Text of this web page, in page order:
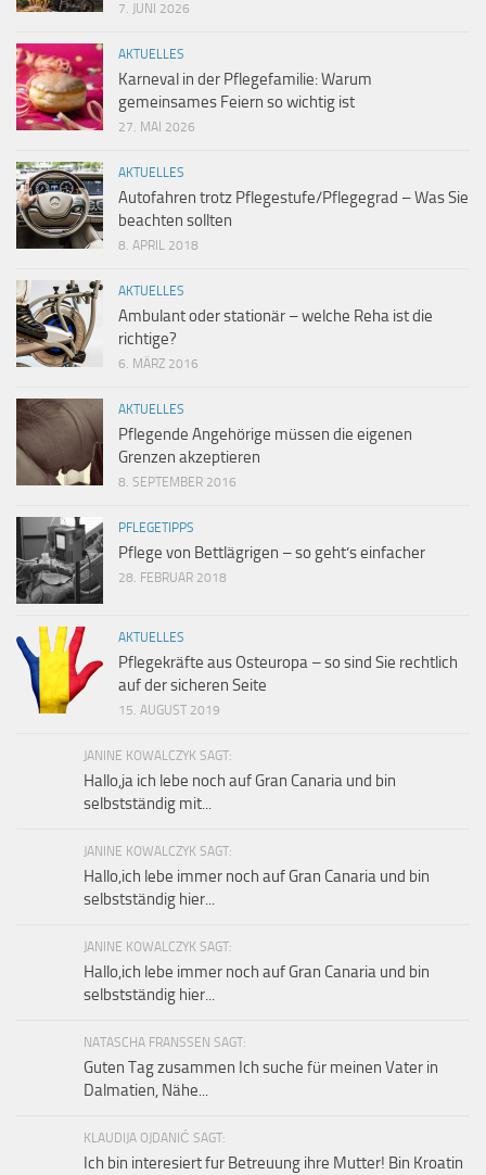
7. JUNI 2026
AKTUELLES
Karneval in der Pflegefamilie: Warum
gemeinsames Feiern so wichtig ist
27. MAI 2026
AKTUELLES
Autofahren trotz Pflegestufe/Pflegegrad – Was Sie
beachten sollten
8. APRIL 2018
AKTUELLES
Ambulant oder stationär – welche Reha ist die
richtige?
6. MÄRZ 2016
AKTUELLES
Pflegende Angehörige müssen die eigenen
Grenzen akzeptieren
8. SEPTEMBER 2016
PFLEGETIPPS
Pflege von Bettlägrigen – so geht’s einfacher
28. FEBRUAR 2018
AKTUELLES
Pflegekräfte aus Osteuropa – so sind Sie rechtlich
auf der sicheren Seite
15. AUGUST 2019
JANINE KOWALCZYK SAGT:
Hallo,ja ich lebe noch auf Gran Canaria und bin
selbstständig mit...
JANINE KOWALCZYK SAGT:
Hallo,ich lebe immer noch auf Gran Canaria und bin
selbstständig hier...
JANINE KOWALCZYK SAGT:
Hallo,ich lebe immer noch auf Gran Canaria und bin
selbstständig hier...
NATASCHA FRANSSEN SAGT:
Guten Tag zusammen Ich suche für meinen Vater in
Dalmatien, Nähe...
KLAUDIJA OJDANIĆ SAGT:
Ich bin interesiert fur Betreuung ihre Mutter! Bin Kroatin